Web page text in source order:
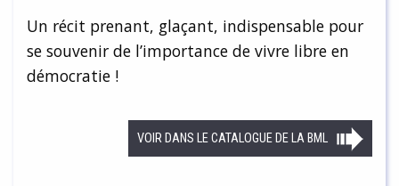
Un récit prenant, glaçant, indispensable pour
se souvenir de l’importance de vivre libre en
démocratie !
VOIR DANS LE CATALOGUE DE LA BML